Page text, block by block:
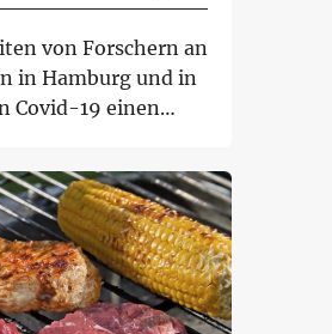
von Forschern an
in Hamburg und in
Covid-19 einen